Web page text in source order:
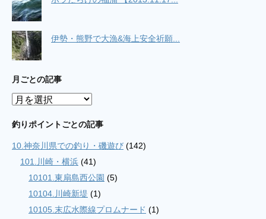
伊勢・熊野で大漁&海上安全祈願...
月ごとの記事
月
と
記
釣りポイントごとの記事
10.神奈川県での釣り・磯遊び (142)
101.川崎・横浜 (41)
10101.東扇島西公園 (5)
10104.川崎新堤 (1)
10105.末広水際線プロムナード (1)